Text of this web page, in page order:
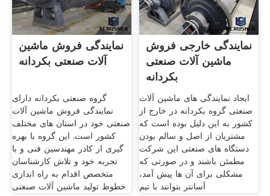
نمایندگی فروش ماشین
آلات صنعتی بکردانه
گروه صنعتی بکردانه دارای
نمایندگی فروش ماشین آلات
صنعتی خود در استان های مختلف
کشور است. این گروه با بهره
گیری از کادر مهندسین فنی و با
تجربه خود و تلاش کارشناسان
متخصص اقدام به راه اندازی
خطوط تولید ماشین آلات صنعتی
نمایندگی خارجی فروش
ماشین آلات صنعتی
بکردانه
ایجاد نمایندگی های ماشین آلات
صنعتی گروه بکردانه در خارج از
کشور به این دلیل بوده است که
مشتریان از اصل و سالم بودن
دستگاه های صنعتی این شرکت
مطمئن باشند و در صورتی که
مشکلی برای آن ها پیش آمد،
آسانتر بتوانند با تیم